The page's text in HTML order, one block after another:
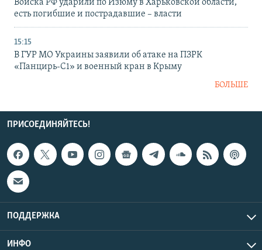
Войска РФ ударили по Изюму в Харьковской области,
есть погибшие и пострадавшие – власти
15:15
В ГУР МО Украины заявили об атаке на ПЗРК
«Панцирь-С1» и военный кран в Крыму
БОЛЬШЕ
ПРИСОЕДИНЯЙТЕСЬ!
ПОДДЕРЖКА
ИНФО